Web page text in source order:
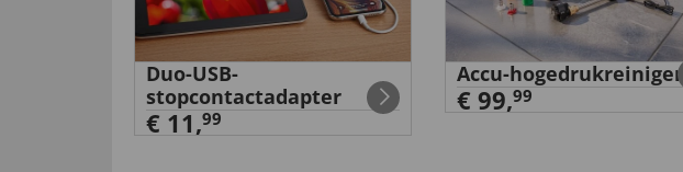
Duo-USB-
stopcontactadapter
€ 11,99
Accu-hogedrukreiniger
€ 99,99